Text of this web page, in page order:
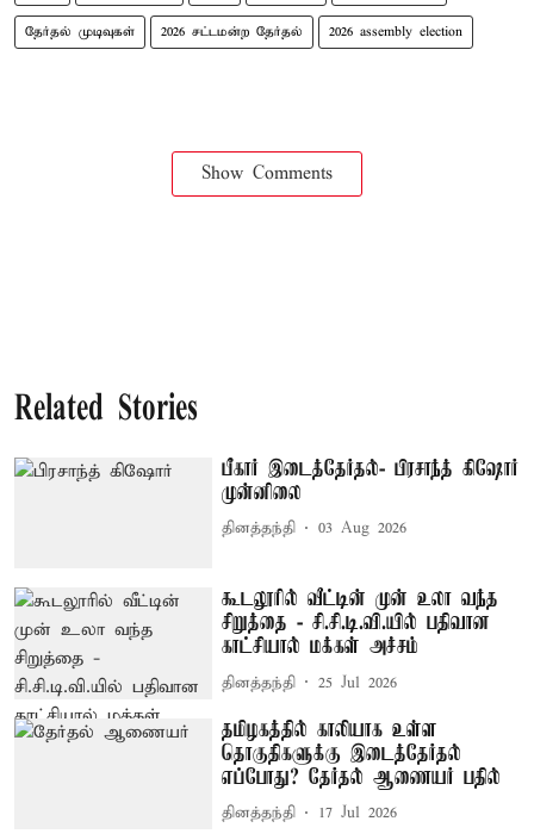
தேர்தல் முடிவுகள் 2026 சட்டமன்ற தேர்தல் 2026 assembly election
Show Comments
Related Stories
பீகார் இடைத்தேர்தல்- பிரசாந்த் கிஷோர்
முன்னிலை
தினத்தந்தி 03 Aug 2026
கூடலூரில் வீட்டின் முன் உலா வந்த
சிறுத்தை - சி.சி.டி.வி.யில் பதிவான
காட்சியால் மக்கள் அச்சம்
தினத்தந்தி 25 Jul 2026
தமிழகத்தில் காலியாக உள்ள
தொகுதிகளுக்கு இடைத்தேர்தல்
எப்போது? தேர்தல் ஆணையர் பதில்
தினத்தந்தி 17 Jul 2026